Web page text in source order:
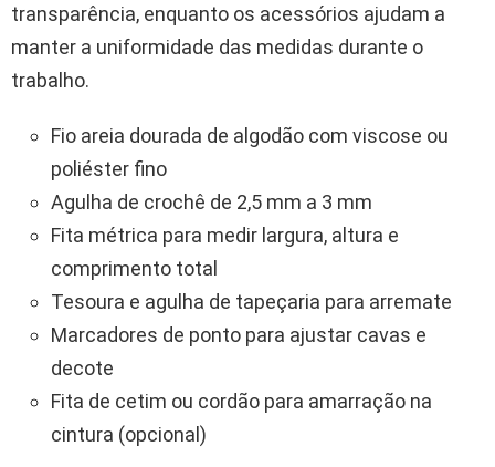
transparência, enquanto os acessórios ajudam a
manter a uniformidade das medidas durante o
trabalho.
Fio areia dourada de algodão com viscose ou
poliéster fino
Agulha de crochê de 2,5 mm a 3 mm
Fita métrica para medir largura, altura e
comprimento total
Tesoura e agulha de tapeçaria para arremate
Marcadores de ponto para ajustar cavas e
decote
Fita de cetim ou cordão para amarração na
cintura (opcional)